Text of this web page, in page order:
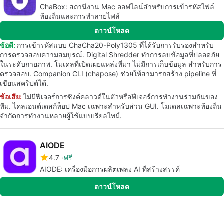
ChaBox: สถานีงาน Mac ออฟไลน์สำหรับการเข้ารหัสไฟล์
ท้องถิ่นและการทำลายไฟล์
ดาวน์โหลด
ข้อดี: การเข้ารหัสแบบ ChaCha20-Poly1305 ที่ได้รับการรับรองสำหรับ
การตรวจสอบความสมบูรณ์. Digital Shredder ทำการลบข้อมูลที่ปลอดภัย
ในระดับกายภาพ. โมเดลที่เปิดเผยแหล่งที่มา ไม่มีการเก็บข้อมูล สำหรับการ
ตรวจสอบ. Companion CLI (chapose) ช่วยให้สามารถสร้าง pipeline ที่
เขียนสคริปต์ได้.
ข้อเสีย:ไม่มีฟีเจอร์การซิงค์คลาวด์ในตัวหรือฟีเจอร์การทำงานร่วมกันของ
ทีม. ไคลเอนต์เดสก์ท็อป Mac เฉพาะสำหรับส่วน GUI. โมเดลเฉพาะท้องถิ่น
จำกัดการทำงานหลายผู้ใช้แบบเรียลไทม์.
AIODE
4.7 ฟรี
AIODE: เครื่องมือการผลิตเพลง AI ที่สร้างสรรค์
ดาวน์โหลด